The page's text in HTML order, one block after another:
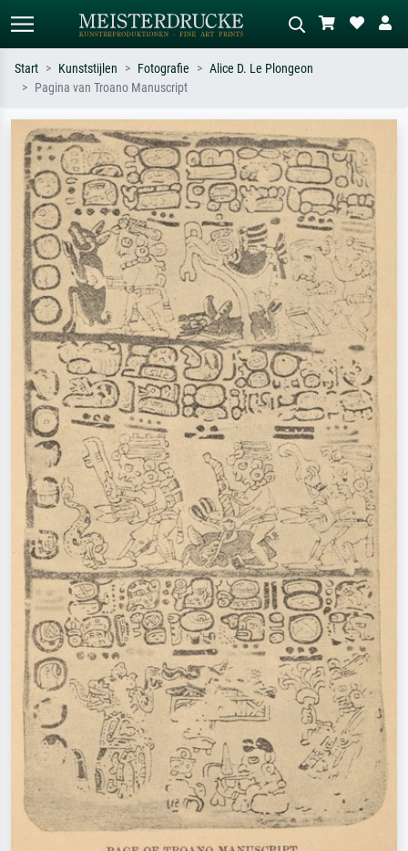
Zoek op kunstenaar, titel of stijl – bijv.
Monet, Sterrennacht, impressionisme,
Hokusai-golf, naakt.
Beschrijf de scène – bijv. groene
weide, abstract met veel rood, donker
olieverfschilderij, staand naakt naast
een boom.
Start Kunststijlen Fotografie
Alice D. Le Plongeon
Pagina van Troano Manuscript